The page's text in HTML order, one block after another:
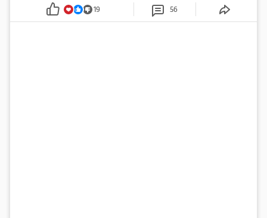
19 56